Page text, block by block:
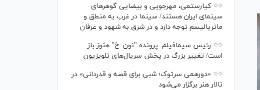
کیارستمی، مهرجویی و بیضایی گوهر‌های
سینمای ایران هستند/ سینما در غرب به منطق و
ماتریالیسم توجه دارد و در شرق به شهود و عرفان
رئیس سیمافیلم: پرونده "نون. خ" هنوز باز
است/ تغییر بزرگ در پخش سریال‌های تلویزیون
«دورهمی سرتوک؛ شبی برای قصه و قدردانی» در
تالار هنر برگزار می‌شود